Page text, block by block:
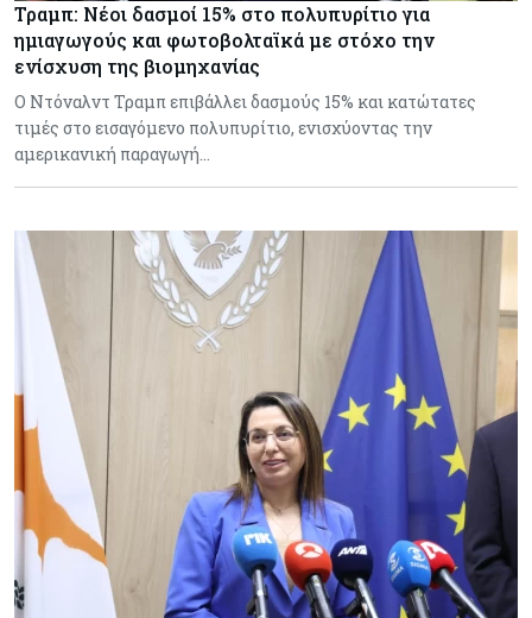
Τραμπ: Νέοι δασμοί 15% στο πολυπυρίτιο για
ημιαγωγούς και φωτοβολταϊκά με στόχο την
ενίσχυση της βιομηχανίας
Ο Ντόναλντ Τραμπ επιβάλλει δασμούς 15% και κατώτατες
τιμές στο εισαγόμενο πολυπυρίτιο, ενισχύοντας την
αμερικανική παραγωγή…